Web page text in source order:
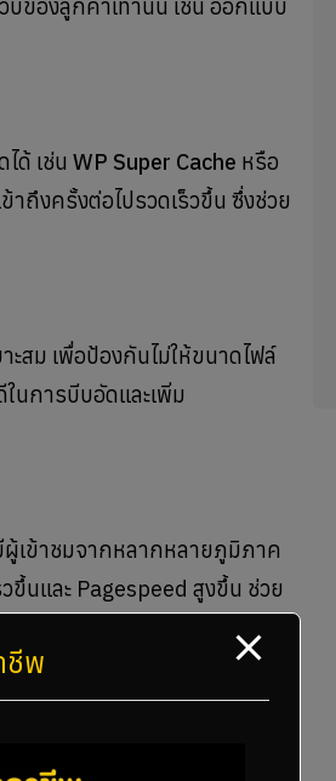
บของลูกค้าเท่านั้น เช่น ออกแบบ
ด้ เช่น WP Super Cache หรือ
าถึงครั้งต่อไปรวดเร็วขึ้น ซึ่งช่วย
สม เพื่อป้องกันไม่ให้ขนาดไฟล์
นการบีบอัดและเพิ่ม
ผู้เข้าชมจากหลากหลายภูมิภาค
ขึ้นและ Pagespeed สูงขึ้น ช่วย
ชีพ